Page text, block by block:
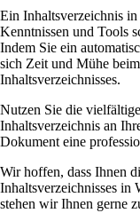
Ein Inhaltsverzeichnis
Kenntnissen und Tools
Indem Sie ein
sich Zeit und Mühe
Inhaltsverzeichnisses.
Nutzen Sie die
Inhaltsverzeichnis an
Dokument eine
Wir hoffen, dass Ihnen
Inhaltsverzeichnisses in
stehen wir Ihnen gerne